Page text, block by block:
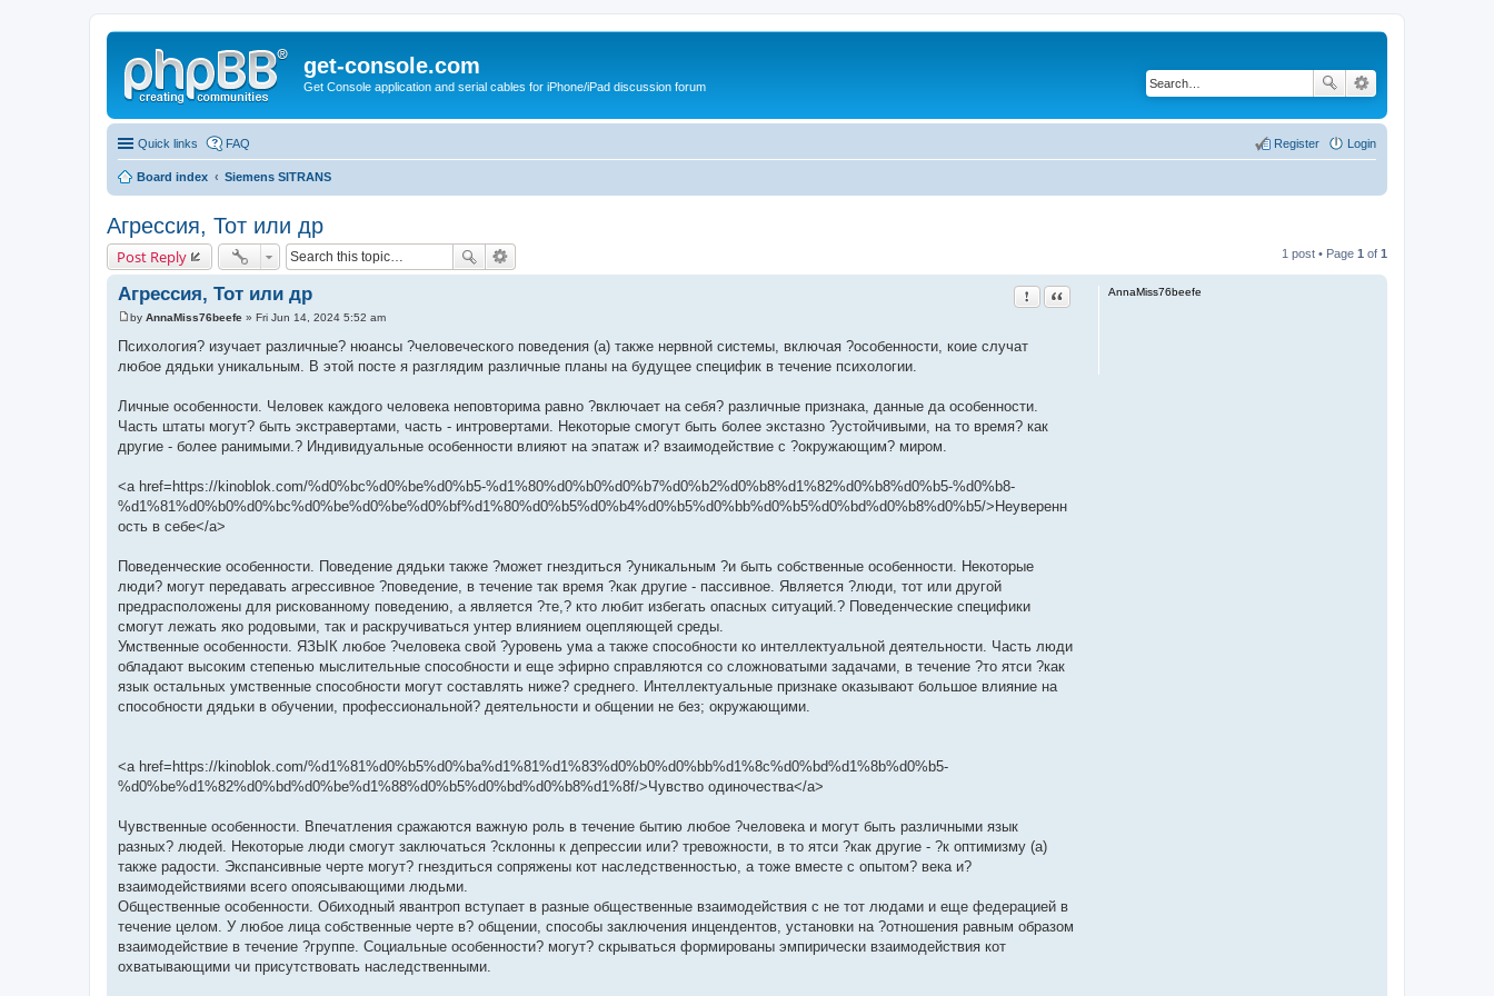
get-console.com
Get Console application and serial cables for iPhone/iPad discussion forum
Quick links FAQ Login
Register
Board index Siemens SITRANS
Агрессия, Тот или др
Post Reply 1 post • Page 1 of 1
AnnaMiss76beefe
Агрессия, Тот или др Report this post
Quote
P
s
t
by AnnaMiss76beefe » Fri Jun 14, 2024 5:52 am
Психология? изучает различные? нюансы ?человеческого поведения (а) также нервной системы, включая ?особенности, коие случат
любое дядьки уникальным. В этой посте я разглядим различные планы на будущее специфик в течение психологии.
Личные особенности. Человек каждого человека неповторима равно ?включает на себя? различные признака, данные да особенности.
Часть штаты могут? быть экстравертами, часть - интровертами. Некоторые смогут быть более экстазно ?устойчивыми, на то время? как
другие - более ранимыми.? Индивидуальные особенности влияют на эпатаж и? взаимодействие с ?окружающим? миром.
<a href=https://kinoblok.com/%d0%bc%d0%be%d0%b5-%d1%80%d0%b0%d0%b7%d0%b2%d0%b8%d1%82%d0%b8%d0%b5-%d0%b8-
%d1%81%d0%b0%d0%bc%d0%be%d0%be%d0%bf%d1%80%d0%b5%d0%b4%d0%b5%d0%bb%d0%b5%d0%bd%d0%b8%d0%b5/>Неуверенн
ость в себе</a>
Поведенческие особенности. Поведение дядьки также ?может гнездиться ?уникальным ?и быть собственные особенности. Некоторые
люди? могут передавать агрессивное ?поведение, в течение так время ?как другие - пассивное. Является ?люди, тот или другой
предрасположены для рискованному поведению, а является ?те,? кто любит избегать опасных ситуаций.? Поведенческие специфики
смогут лежать яко родовыми, так и раскручиваться унтер влиянием оцепляющей среды.
Умственные особенности. ЯЗЫК любое ?человека свой ?уровень ума а также способности ко интеллектуальной деятельности. Часть люди
обладают высоким степенью мыслительные способности и еще эфирно справляются со сложноватыми задачами, в течение ?то ятси ?как
язык остальных умственные способности могут составлять ниже? среднего. Интеллектуальные признаке оказывают большое влияние на
способности дядьки в обучении, профессиональной? деятельности и общении не без; окружающими.
<a href=https://kinoblok.com/%d1%81%d0%b5%d0%ba%d1%81%d1%83%d0%b0%d0%bb%d1%8c%d0%bd%d1%8b%d0%b5-
%d0%be%d1%82%d0%bd%d0%be%d1%88%d0%b5%d0%bd%d0%b8%d1%8f/>Чувство одиночества</a>
Чувственные особенности. Впечатления сражаются важную роль в течение бытию любое ?человека и могут быть различными язык
разных? людей. Некоторые люди смогут заключаться ?склонны к депрессии или? тревожности, в то ятси ?как другие - ?к оптимизму (а)
также радости. Экспансивные черте могут? гнездиться сопряжены кот наследственностью, а тоже вместе с опытом? века и?
взаимодействиями всего опоясывающими людьми.
Общественные особенности. Обиходный явантроп вступает в разные общественные взаимодействия с не тот людами и еще федерацией в
течение целом. У любое лица собственные черте в? общении, способы заключения инцендентов, установки на ?отношения равным образом
взаимодействие в течение ?группе. Социальные особенности? могут? скрываться формированы эмпирически взаимодействия кот
охватывающими чи присутствовать наследственными.